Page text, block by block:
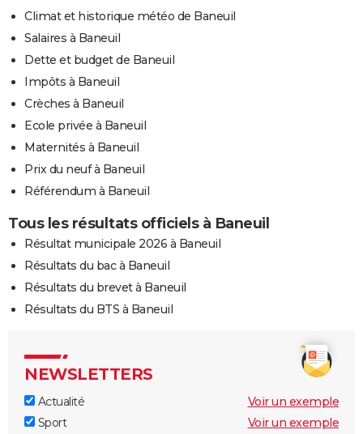
Climat et historique météo de Baneuil
Salaires à Baneuil
Dette et budget de Baneuil
Impôts à Baneuil
Crèches à Baneuil
Ecole privée à Baneuil
Maternités à Baneuil
Prix du neuf à Baneuil
Référendum à Baneuil
Tous les résultats officiels à Baneuil
Résultat municipale 2026 à Baneuil
Résultats du bac à Baneuil
Résultats du brevet à Baneuil
Résultats du BTS à Baneuil
NEWSLETTERS
Actualité
Voir un exemple
Sport
Voir un exemple